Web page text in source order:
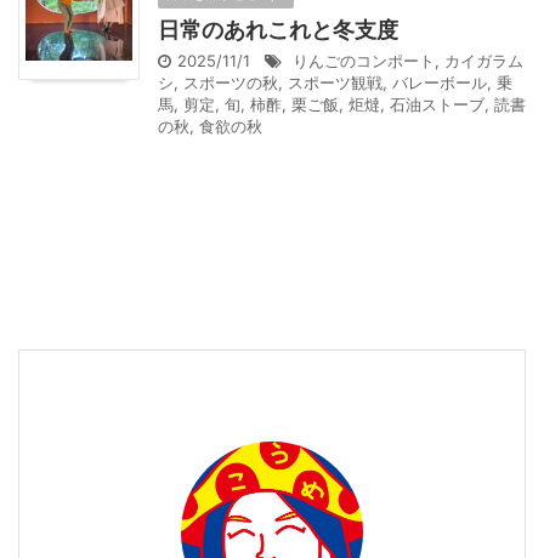
日常のあれこれと冬支度
2025/11/1 りんごのコンポート , カイガラム
シ, スポーツの秋, スポーツ観戦, バレーボール, 乗
馬, 剪定, 旬, 柿酢, 栗ご飯, 炬燵, 石油ストーブ, 読書
の秋, 食欲の秋